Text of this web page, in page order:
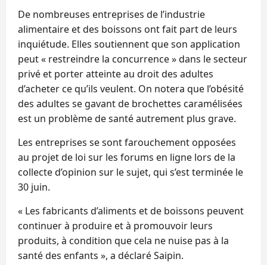
De nombreuses entreprises de l’industrie
alimentaire et des boissons ont fait part de leurs
inquiétude. Elles soutiennent que son application
peut « restreindre la concurrence » dans le secteur
privé et porter atteinte au droit des adultes
d’acheter ce qu’ils veulent. On notera que l’obésité
des adultes se gavant de brochettes caramélisées
est un problème de santé autrement plus grave.
Les entreprises se sont farouchement opposées
au projet de loi sur les forums en ligne lors de la
collecte d’opinion sur le sujet, qui s’est terminée le
30 juin.
« Les fabricants d’aliments et de boissons peuvent
continuer à produire et à promouvoir leurs
produits, à condition que cela ne nuise pas à la
santé des enfants », a déclaré Saipin.